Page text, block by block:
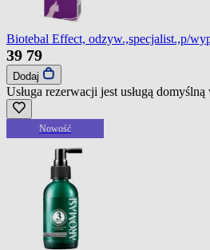
Biotebal Effect, odzyw.,specjalist.,p/
39 79
Dodaj
Usługa rezerwacji jest usługą domyślną
Nowość